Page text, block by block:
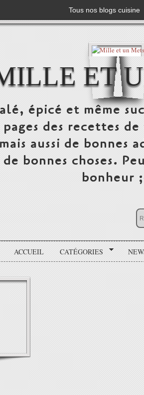
Tous nos blogs cuisine
ET
épicé et même
des recettes
aussi de bonnes
bonnes choses.
bonheur
ACCUEIL CATÉGORIES